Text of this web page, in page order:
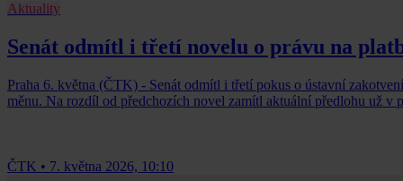
Aktuality
Senát odmítl i třetí novelu o právu na
Praha 6. května (ČTK) - Senát odmítl i třetí pokus o ústavní
měnu. Na rozdíl od předchozích novel zamítl aktuální předlohu už v
ČTK • 7. května 2026, 10:10